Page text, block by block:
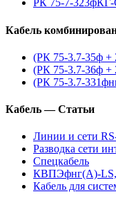
РК 75-7-
Кабель
(РК 75-3.7-35ф +
(РК 75-3.7-36ф +
(РК 75-3.7-
Кабель — Статьи
Линии и сети
Разводка сети
Спецкабель
КВПЭфнг(А)-LS,
Кабель для